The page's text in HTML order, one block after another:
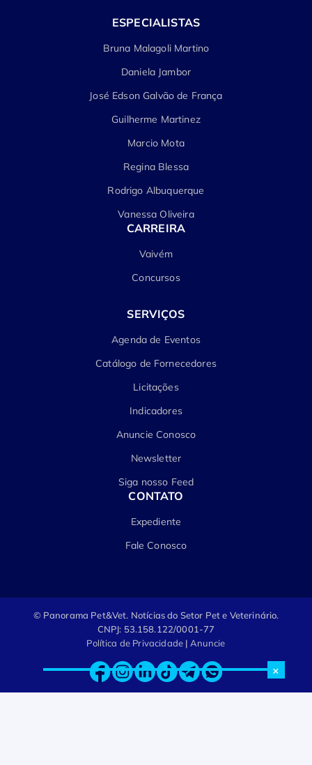
×
ESPECIALISTAS
Bruna Malagoli Martino
Daniela Jambor
José Edson Galvão de França
Guilherme Martinez
Marcio Mota
Regina Blessa
Rodrigo Albuquerque
Vanessa Oliveira
CARREIRA
Vaivém
Concursos
SERVIÇOS
Agenda de Eventos
Catálogo de Fornecedores
Licitações
Indicadores
Anuncie Conosco
Newsletter
Siga nosso Feed
CONTATO
Expediente
Fale Conosco
© Panorama Pet&Vet. Notícias do Setor Pet e Veterinário.
CNPJ: 53.158.122/0001-77
Política de Privacidade | Anuncie